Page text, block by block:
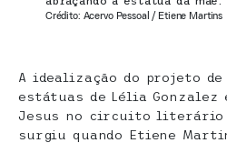
Crédito: Acervo Pessoal / Etiene Martins
A idealização do projeto
estátuas de Lélia Gonzalez
Jesus no circuito literário
surgiu quando Etiene